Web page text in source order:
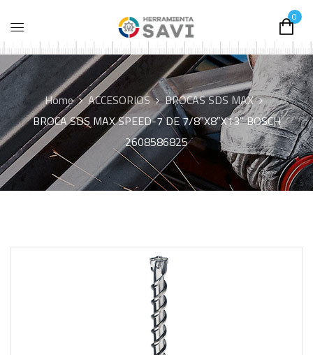
0
Home ACCESORIOS
BROCAS SDS MAX
BROCA SDS MAX SPEED-7 DE 7/8″X8″X13″ BOSCH
2608586825